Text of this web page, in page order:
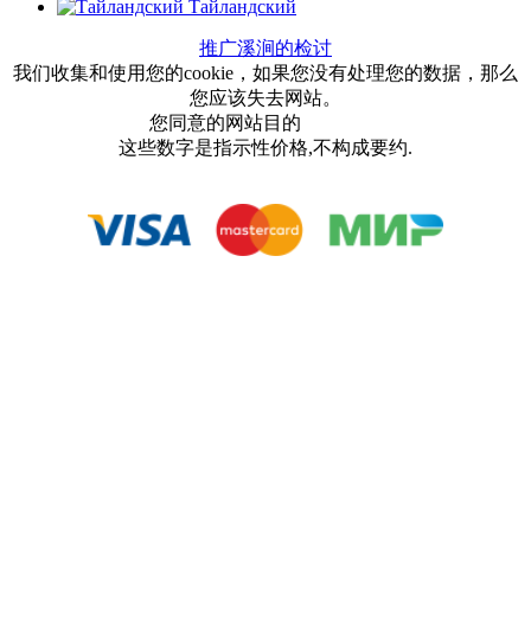
Тайландский
推广溪涧的检讨
我们收集和使用您的cookie，如果您没有处理您的数据，那么
您应该失去网站。
您同意的网站目的
这些数字是指示性价格,不构成要约.